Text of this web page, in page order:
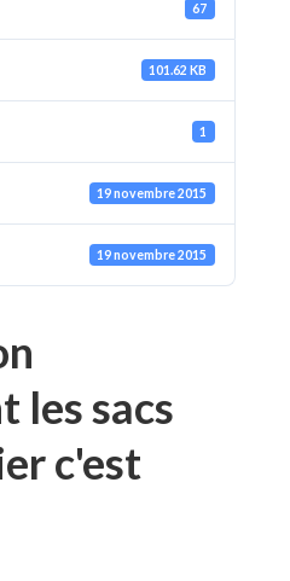
67
101.62 KB
1
19 novembre 2015
19 novembre 2015
les sacs
c'est